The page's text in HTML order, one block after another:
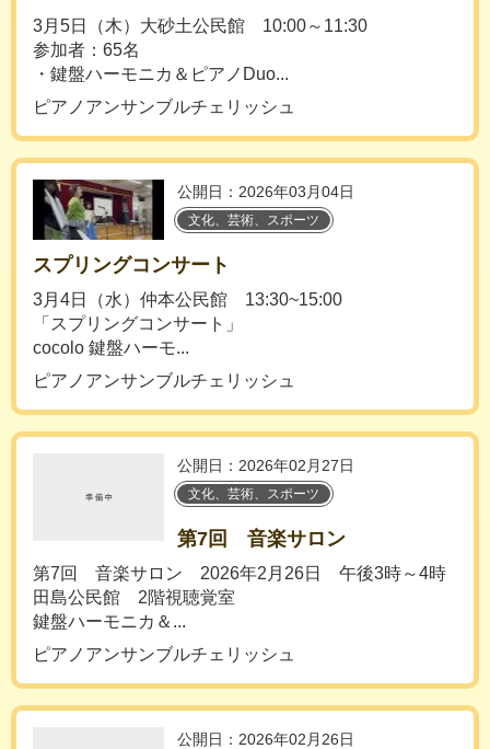
3月5日（木）大砂土公民館 10:00～11:30
参加者：65名
・鍵盤ハーモニカ＆ピアノDuo...
ピアノアンサンブルチェリッシュ
公開日：2026年03月04日
文化、芸術、スポーツ
スプリングコンサート
3月4日（水）仲本公民館 13:30~15:00
「スプリングコンサート」
cocolo 鍵盤ハーモ...
ピアノアンサンブルチェリッシュ
公開日：2026年02月27日
文化、芸術、スポーツ
第7回 音楽サロン
第7回 音楽サロン 2026年2月26日 午後3時～4時
田島公民館 2階視聴覚室
鍵盤ハーモニカ＆...
ピアノアンサンブルチェリッシュ
公開日：2026年02月26日